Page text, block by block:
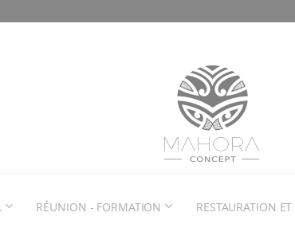
RÉUNION - FORMATION RESTAURATION